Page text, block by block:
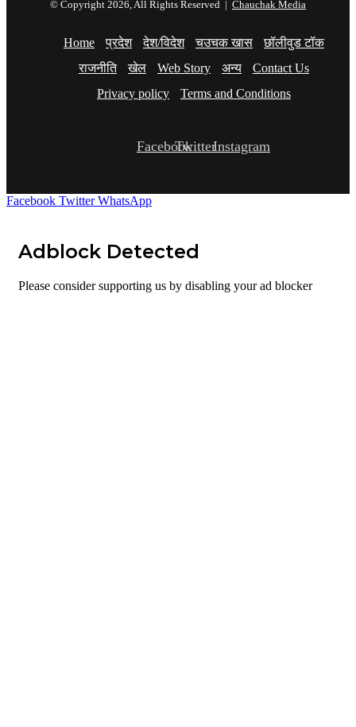
© Copyright 2026, All Rights Reserved | Chauchak Media
Home प्रदेश देश/विदेश चउचक खास
छॉलीवुड टॉक
राजनीति
खेल Web Story अन्य
Contact Us
Privacy policy
Terms and Conditions
FacebookTwitterInstagram
Facebook Twitter WhatsApp
Adblock Detected
Please consider supporting us by disabling your ad blocker